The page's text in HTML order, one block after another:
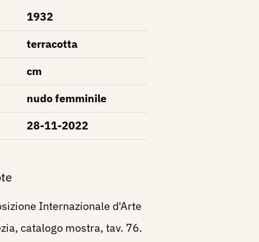
1932
terracotta
cm
nudo femminile
28-11-2022
Internazionale d'Arte
catalogo mostra, tav. 76.